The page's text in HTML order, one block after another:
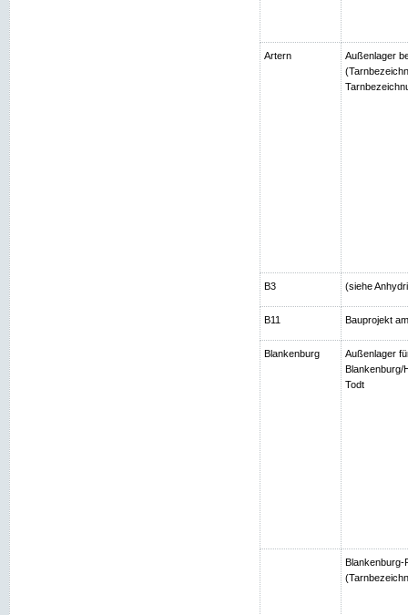
Artern
Außenlager
B3 (siehe
B11 Bauprojekt
Blankenburg
Außenlager
Blankenburg/
Todt
Blankenburg-